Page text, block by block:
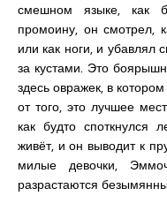
смешном языке, как
промоину, он смотрел,
или как ноги, и убавлял
за кустами. Это
здесь овражек, в
от того, это лучшее
как будто споткнулся
живёт, и он выводит к
милые девочки,
разрастаются